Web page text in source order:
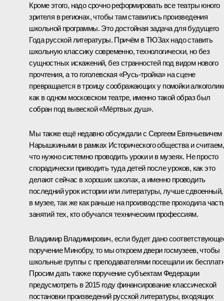
Кроме этого, надо срочно реформировать все театры юного
зрителя в регионах, чтобы там ставились произведения
школьной программы. Это достойная задача для будущего
Года русской литературы. Причём в ТЮЗах надо ставить
школьную классику современно, технологически, но без
сущностных искажений, без странностей под видом нового
прочтения, а то гоголевская «Русь-тройка» на сцене
превращается в троицу соображающих у помойки
как в одном московском театре, именно такой образ был
собран под вывеской «Мёртвых душ».
Мы также ещё недавно обсуждали с Сергеем Евгеньевичем
Нарышкиными в рамках Исторического общества и считаем,
что нужно системно проводить уроки и в музеях. Не просто
спорадически приводить туда детей после уроков, как это
делают сейчас в хороших школах, а именно проводить
последний урок истории или литературы, лучше сдвоенный,
в музее, так же как раньше на производстве проходила
занятий тех, кто обучался техническим профессиям.
Владимир Владимирович, если будет дано
поручение Минобру, то мы откроем двери госмузеев, чтобы
школьные группы с преподавателями посещали их
Просим дать также поручение субъектам Федерации
предусмотреть в 2015 году финансирование классической
постановки произведений русской литературы, входящих